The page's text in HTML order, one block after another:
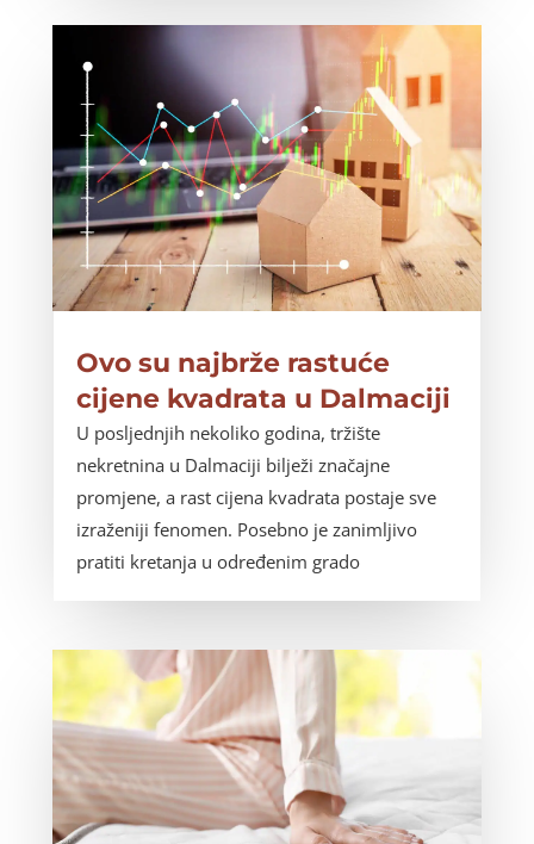
Ovo su najbrže rastuće
cijene kvadrata u Dalmaciji
U posljednjih nekoliko godina, tržište
nekretnina u Dalmaciji bilježi značajne
promjene, a rast cijena kvadrata postaje sve
izraženiji fenomen. Posebno je zanimljivo
pratiti kretanja u određenim grado